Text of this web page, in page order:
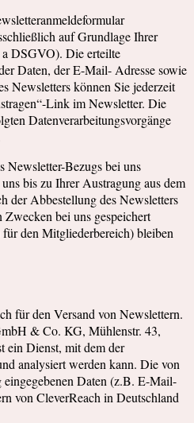
auf Grundlage Ihrer
DSGVO). Die erteilte
Daten, der E-Mail- Adresse sowie
Newsletters können Sie jederzeit
Link im Newsletter. Die
Datenverarbeitungsvorgänge
Newsletter-Bezugs bei uns
bis zu Ihrer Austragung aus dem
der Abbestellung des Newsletters
Zwecken bei uns gespeichert
den Mitgliederbereich) bleiben
für den Versand von Newslettern.
& Co. KG, Mühlenstr. 43,
ein Dienst, mit dem der
analysiert werden kann. Die von
Daten (z.B. E-Mail-
von CleverReach in Deutschland